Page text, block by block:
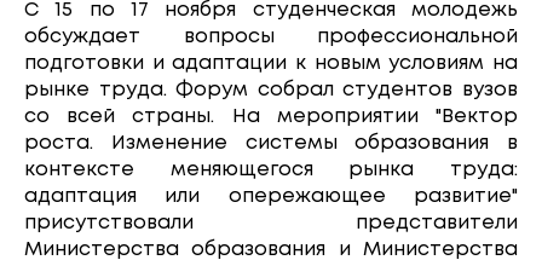
С 15 по 17 ноября студенческая молодежь
обсуждает вопросы профессиональной
подготовки и адаптации к новым условиям на
рынке труда. Форум собрал студентов вузов
со всей страны. На мероприятии "Вектор
роста. Изменение системы образования в
контексте меняющегося рынка труда:
адаптация или опережающее развитие"
присутствовали представители
Министерства образования и Министерства